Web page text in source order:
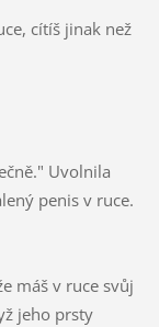
cítíš jinak než
Uvolnila
penis v ruce.
máš v ruce svůj
jeho prsty